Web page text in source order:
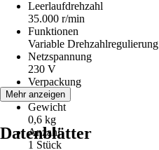
Leerlaufdrehzahl
35.000 r/min
Funktionen
Variable Drehzahlregulierung
Netzspannung
230 V
Verpackung
Koffer
Gewicht
0,6 kg
Anzahl
1 Stück
Mehr anzeigen
Datenblätter